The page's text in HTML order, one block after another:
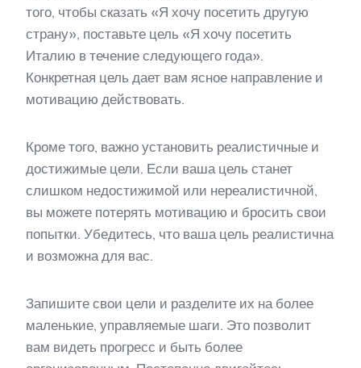
того, чтобы сказать «Я хочу посетить другую
страну», поставьте цель «Я хочу посетить
Италию в течение следующего года».
Конкретная цель дает вам ясное направление и
мотивацию действовать.
Кроме того, важно установить реалистичные и
достижимые цели. Если ваша цель станет
слишком недостижимой или нереалистичной,
вы можете потерять мотивацию и бросить свои
попытки. Убедитесь, что ваша цель реалистична
и возможна для вас.
Запишите свои цели и разделите их на более
маленькие, управляемые шаги. Это позволит
вам видеть прогресс и быть более